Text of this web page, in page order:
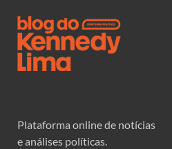
Plataforma online de notícias
e análises políticas.